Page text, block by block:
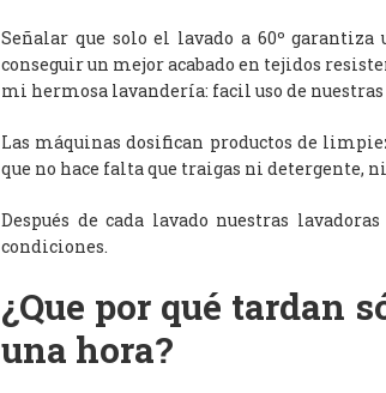
Señalar que solo el lavado a 60º
conseguir un mejor acabado en tejidos
mi hermosa lavandería: facil uso de
Las máquinas dosifican productos de
que no hace falta que traigas ni detergente,
Después de cada lavado nuestras
condiciones.
¿Que por qué tardan
una hora?